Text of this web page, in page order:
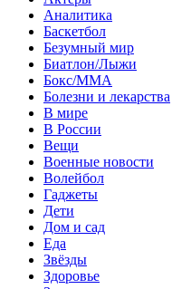
Аналитика
Баскетбол
Безумный мир
Биатлон/Лыжи
Бокс/MMA
Болезни и лекарства
В мире
В России
Вещи
Военные новости
Волейбол
Гаджеты
Дети
Дом и сад
Еда
Звёзды
Здоровье